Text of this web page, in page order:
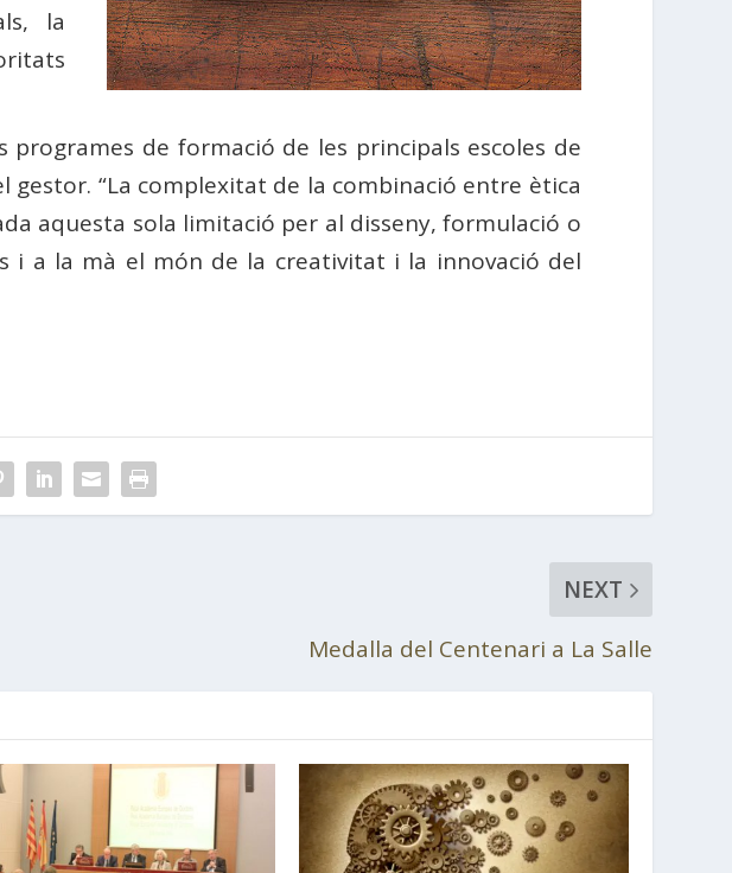
la
de formació de les principals escoles de
“La complexitat de la combinació entre ètica
aquesta sola limitació per al disseny, formulació o
i a la mà el món de la creativitat i la innovació del
NEXT
Medalla del Centenari a La Salle